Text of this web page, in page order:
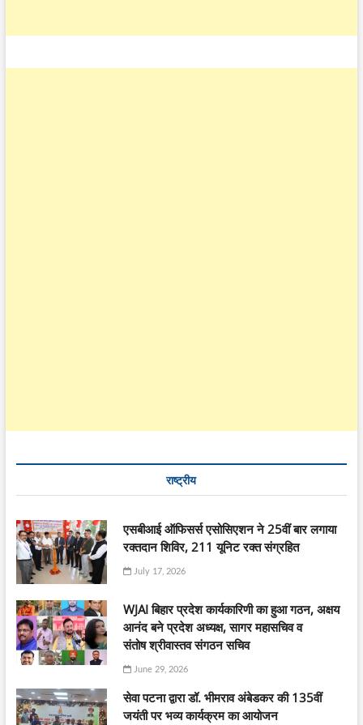
राष्ट्रीय
एसबीआई ऑफिसर्स एसोसिएशन ने 25वीं बार लगाया
रक्तदान शिविर, 211 यूनिट रक्त संग्रहित
July 17, 2026
WJAI बिहार प्रदेश कार्यकारिणी का हुआ गठन, अक्षय
आनंद बने प्रदेश अध्यक्ष, सागर महासचिव व
संतोष श्रीवास्तव संगठन सचिव
June 29, 2026
सेवा पटना द्वारा डॉ. भीमराव अंबेडकर की 135वीं
जयंती पर भव्य कार्यक्रम का आयोजन